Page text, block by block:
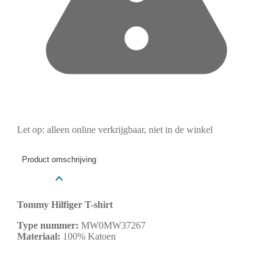
Let op: alleen online verkrijgbaar, niet in de winkel
Product omschrijving
Tommy Hilfiger T-shirt
Type nummer: MW0MW37267
Materiaal: 100% Katoen